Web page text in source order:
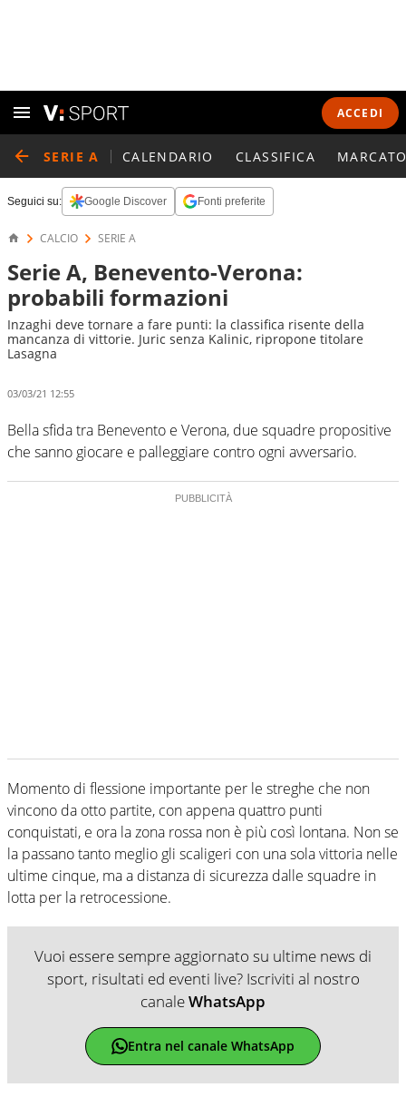
ACCEDI
SERIE A CALENDARIO CLASSIFICA
Seguici su: Google Discover Fonti preferite
CALCIO SERIE A
Serie A, Benevento-Verona:
probabili formazioni
Inzaghi deve tornare a fare punti: la classifica risente della
mancanza di vittorie. Juric senza Kalinic, ripropone titolare
Lasagna
03/03/21 12:55
Bella sfida tra Benevento e Verona, due squadre propositive
che sanno giocare e palleggiare contro ogni avversario.
Momento di flessione importante per le streghe che non
vincono da otto partite, con appena quattro punti
conquistati, e ora la zona rossa non è più così lontana. Non se
la passano tanto meglio gli scaligeri con una sola vittoria nelle
ultime cinque, ma a distanza di sicurezza dalle squadre in
lotta per la retrocessione.
Vuoi essere sempre aggiornato su ultime news di
sport, risultati ed eventi live? Iscriviti al nostro
canaleWhatsApp
Entra nel canale WhatsApp